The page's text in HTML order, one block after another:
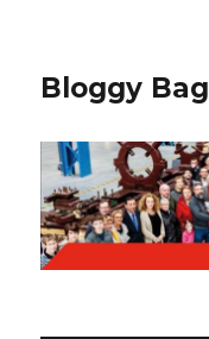
Bloggy Bag